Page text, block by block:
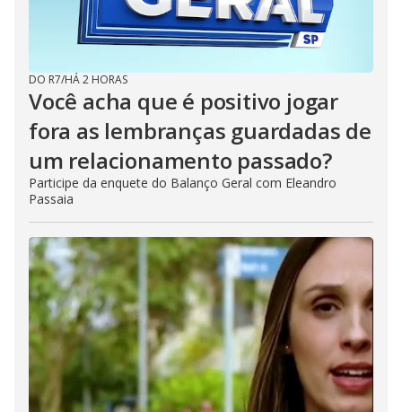
DO R7/HÁ 2 HORAS
Você acha que é positivo jogar
fora as lembranças guardadas de
um relacionamento passado?
Participe da enquete do Balanço Geral com Eleandro
Passaia